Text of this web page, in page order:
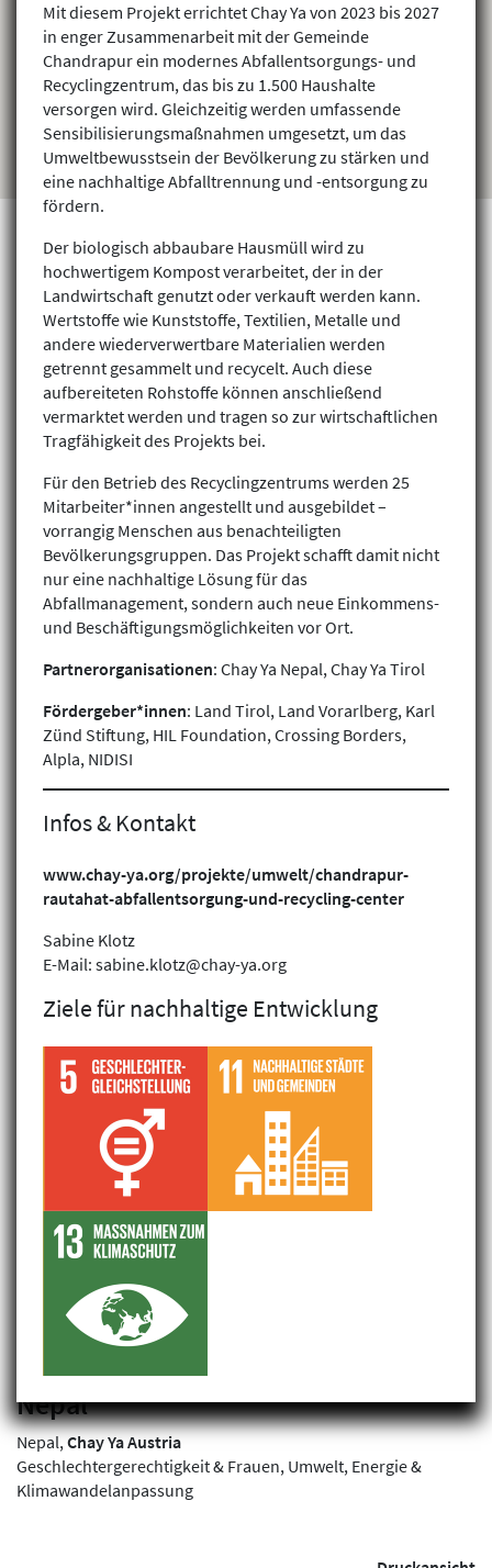
Projekte finden
Klimagerechtigkeit
Geschlechtergerechtigkeit
Inklusion
Filterergebnis: 1 gefunden
Aufbau eines Abfallentsorgungs- und
Recycling Centers in Chandrapur,
Nepal
Nepal,Chay Ya Austria
Geschlechtergerechtigkeit & Frauen, Umwelt, Energie &
Klimawandelanpassung
Mit diesem Projekt errichtet Chay Ya von 2023 bis 2027
in enger Zusammenarbeit mit der Gemeinde
Chandrapur ein modernes Abfallentsorgungs- und
Recyclingzentrum, das bis zu 1.500 Haushalte
versorgen wird. Gleichzeitig werden umfassende
Sensibilisierungsmaßnahmen umgesetzt, um das
Umweltbewusstsein der Bevölkerung zu stärken und
eine nachhaltige Abfalltrennung und -entsorgung zu
fördern.
Der biologisch abbaubare Hausmüll wird zu
hochwertigem Kompost verarbeitet, der in der
Landwirtschaft genutzt oder verkauft werden kann.
Wertstoffe wie Kunststoffe, Textilien, Metalle und
andere wiederverwertbare Materialien werden
getrennt gesammelt und recycelt. Auch diese
aufbereiteten Rohstoffe können anschließend
vermarktet werden und tragen so zur wirtschaftlichen
Tragfähigkeit des Projekts bei.
Für den Betrieb des Recyclingzentrums werden 25
Mitarbeiter*innen angestellt und ausgebildet –
vorrangig Menschen aus benachteiligten
Bevölkerungsgruppen. Das Projekt schafft damit nicht
nur eine nachhaltige Lösung für das
Abfallmanagement, sondern auch neue Einkommens-
und Beschäftigungsmöglichkeiten vor Ort.
Partnerorganisationen: Chay Ya Nepal, Chay Ya Tirol
Fördergeber*innen: Land Tirol, Land Vorarlberg, Karl
Zünd Stiftung, HIL Foundation, Crossing Borders,
Alpla, NIDISI
Infos & Kontakt
www.chay-ya.org/projekte/umwelt/chandrapur-
rautahat-abfallentsorgung-und-recycling-center
Sabine Klotz
E-Mail: sabine.klotz@chay-ya.org
Ziele für nachhaltige Entwicklung